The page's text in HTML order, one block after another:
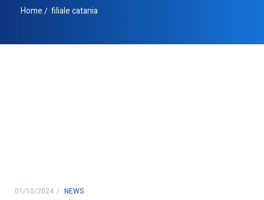
Home filiale catania
01/10/2024 NEWS